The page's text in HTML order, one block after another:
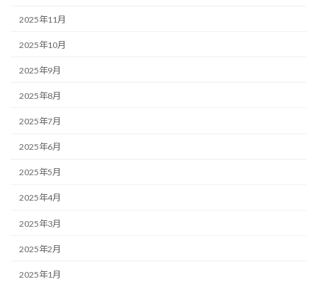
2025年11月
2025年10月
2025年9月
2025年8月
2025年7月
2025年6月
2025年5月
2025年4月
2025年3月
2025年2月
2025年1月